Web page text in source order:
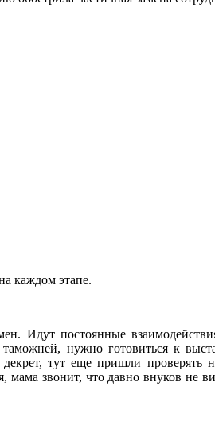
каждом этапе.
Идут постоянные
нужно готовиться к
тут еще пришли проверять
звонит, что давно внуков не